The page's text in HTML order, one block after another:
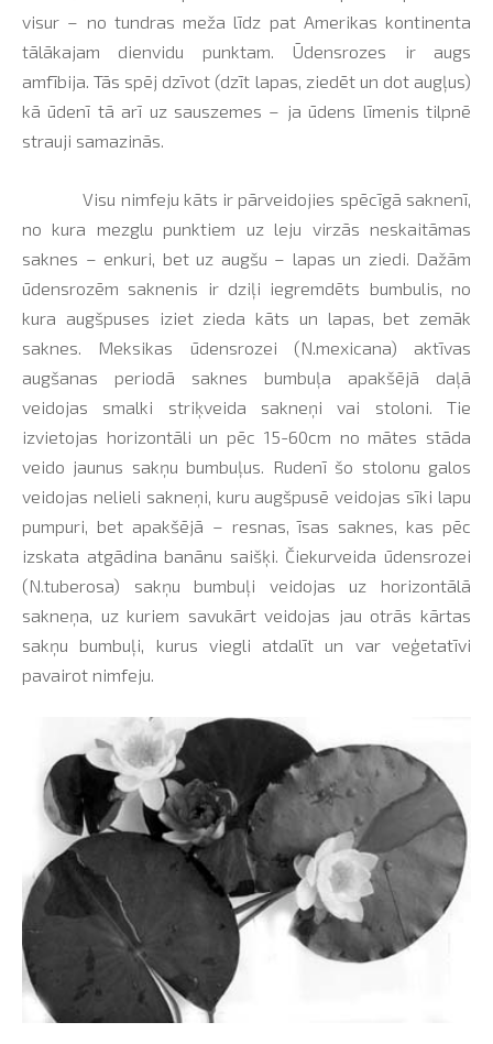
visur – no tundras meža līdz pat Amerikas kontinenta
tālākajam dienvidu punktam. Ūdensrozes ir augs
amfībija. Tās spēj dzīvot (dzīt lapas, ziedēt un dot augļus)
kā ūdenī tā arī uz sauszemes – ja ūdens līmenis tilpnē
strauji samazinās.
Visu nimfeju kāts ir pārveidojies spēcīgā saknenī,
no kura mezglu punktiem uz leju virzās neskaitāmas
saknes – enkuri, bet uz augšu – lapas un ziedi. Dažām
ūdensrozēm saknenis ir dziļi iegremdēts bumbulis, no
kura augšpuses iziet zieda kāts un lapas, bet zemāk
saknes. Meksikas ūdensrozei (N.mexicana) aktīvas
augšanas periodā saknes bumbuļa apakšējā daļā
veidojas smalki striķveida sakneņi vai stoloni. Tie
izvietojas horizontāli un pēc 15-60cm no mātes stāda
veido jaunus sakņu bumbuļus. Rudenī šo stolonu galos
veidojas nelieli sakneņi, kuru augšpusē veidojas sīki lapu
pumpuri, bet apakšējā – resnas, īsas saknes, kas pēc
izskata atgādina banānu saišķi. Čiekurveida ūdensrozei
(N.tuberosa) sakņu bumbuļi veidojas uz horizontālā
sakneņa, uz kuriem savukārt veidojas jau otrās kārtas
sakņu bumbuļi, kurus viegli atdalīt un var veģetatīvi
pavairot nimfeju.